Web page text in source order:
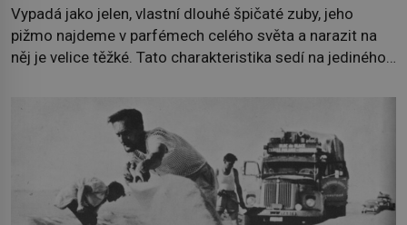
Vypadá jako jelen, vlastní dlouhé špičaté zuby, jeho
pižmo najdeme v parfémech celého světa a narazit na
něj je velice těžké. Tato charakteristika sedí na jediného
1778), jenže v Asii o něm ví už celá staletí. Zvíře
připomíná jelena, v kohoutku dosahuje […]